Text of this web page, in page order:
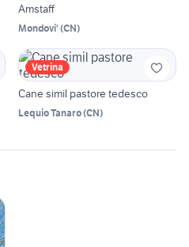
Amstaff
Mondovi' (CN)
Vetrina
Cane simil pastore tedesco
Lequio Tanaro(CN)